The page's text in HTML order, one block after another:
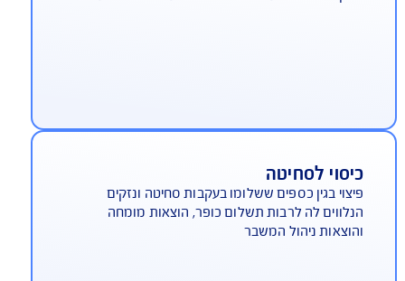
הוצאות דיווח ללקוחות
של אירוע סייבר המחייב יידוע נשואי המידע